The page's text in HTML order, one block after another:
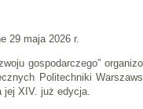
29 maja 2026 r.
gospodarczego”
Politechniki
jej XIV. już edycja.